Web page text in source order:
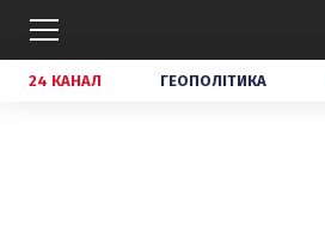
24 КАНАЛ ГЕОПОЛІТИКА